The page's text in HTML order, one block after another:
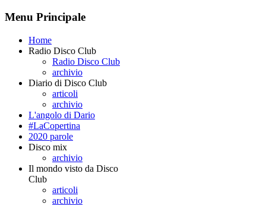
Menu Principale
Home
Radio Disco Club
Radio Disco Club
archivio
Diario di Disco Club
articoli
archivio
L'angolo di Dario
#LaCopertina
2020 parole
Disco mix
archivio
Il mondo visto da Disco
Club
articoli
archivio